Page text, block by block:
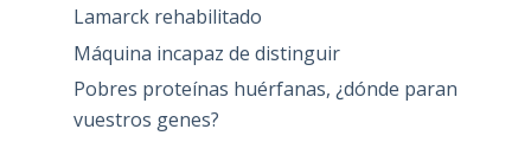
Lamarck rehabilitado
Máquina incapaz de distinguir
Pobres proteínas huérfanas, ¿dónde paran
vuestros genes?